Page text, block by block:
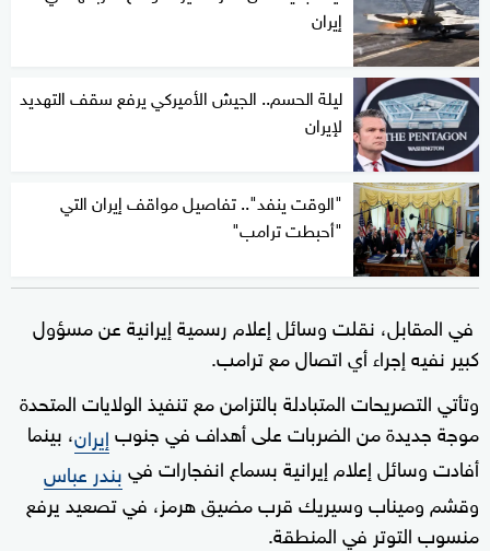
إيران
ليلة الحسم.. الجيش الأميركي يرفع سقف التهديد
لإيران
"الوقت ينفد".. تفاصيل مواقف إيران التي
"أحبطت ترامب"
في المقابل، نقلت وسائل إعلام رسمية إيرانية عن مسؤول
كبير نفيه إجراء أي اتصال مع ترامب.
وتأتي التصريحات المتبادلة بالتزامن مع تنفيذ الولايات المتحدة
موجة جديدة من الضربات على أهداف في جنوبإيران، بينما
أفادت وسائل إعلام إيرانية بسماع انفجارات فيبندر عباس
وقشم وميناب وسيريك قرب مضيق هرمز، في تصعيد يرفع
منسوب التوتر في المنطقة.